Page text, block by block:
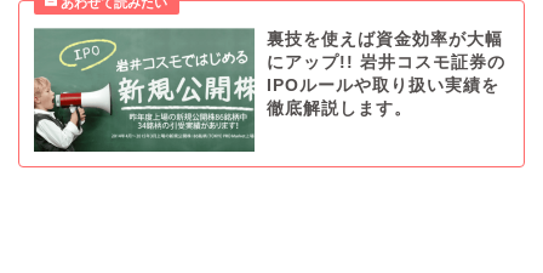
裏技を使えば資金効率が大幅
にアップ!! 岩井コスモ証券の
IPOルールや取り扱い実績を
徹底解説します。